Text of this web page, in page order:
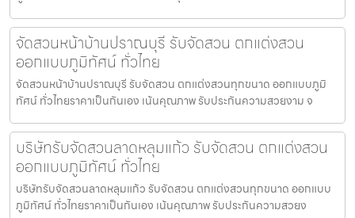
จัดสวนหน้าบ้านปราณบุรี รับจัดสวน ตกแต่งสวน
ออกแบบภูมิทัศน์ ทั่วไทย
จัดสวนหน้าบ้านปราณบุรี รับจัดสวน ตกแต่งสวนทุกขนาด ออกแบบภูมิ
ทัศน์ ทั่วไทยราคาเป็นกันเอง เน้นคุณภาพ รับประกันความสวยงาม จ
บริษัทรับจัดสวนลาดหลุมแก้ว รับจัดสวน ตกแต่งสวน
ออกแบบภูมิทัศน์ ทั่วไทย
บริษัทรับจัดสวนลาดหลุมแก้ว รับจัดสวน ตกแต่งสวนทุกขนาด ออกแบบ
ภูมิทัศน์ ทั่วไทยราคาเป็นกันเอง เน้นคุณภาพ รับประกันความสวยง